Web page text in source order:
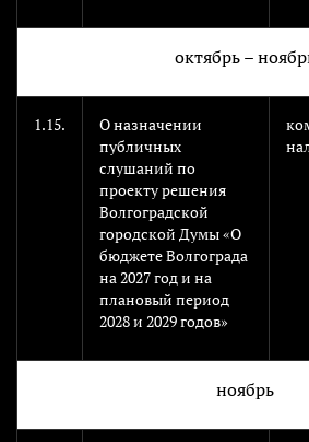
октябрь –
1.15.
О назначении
публичных
слушаний по
проекту решения
Волгоградской
городской Думы «О
бюджете Волгограда
на 2027 год и на
плановый период
2028 и 2029 годов»
ноябрь